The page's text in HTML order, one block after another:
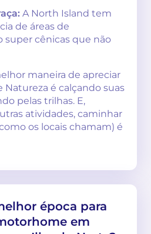
A North Island tem
de áreas de
super cênicas que não
maneira de apreciar
Natureza é calçando suas
pelas trilhas. E,
atividades, caminhar
os locais chamam) é
época para
em